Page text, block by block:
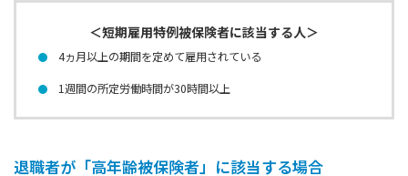
＜短期雇用特例被保険者に該当する人＞
4ヵ月以上の期間を定めて雇用されている
1週間の所定労働時間が30時間以上
退職者が「高年齢被保険者」に該当する場合